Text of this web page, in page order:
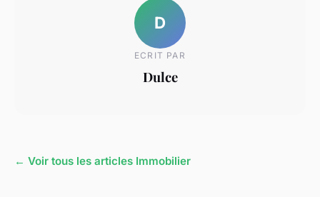
D
ECRIT PAR
Dulce
← Voir tous les articles Immobilier